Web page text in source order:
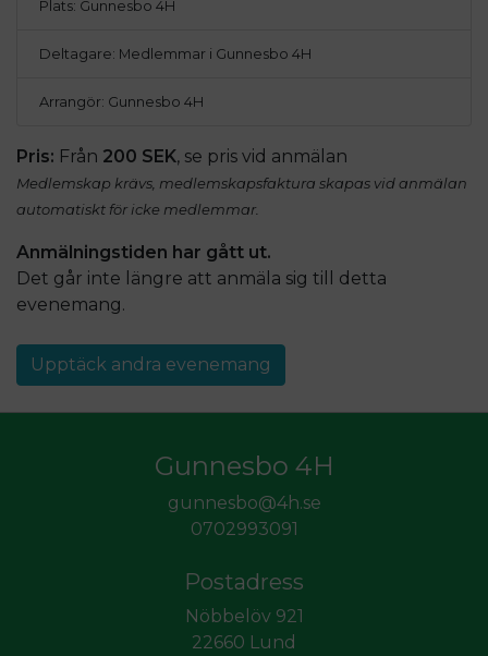
Plats: Gunnesbo 4H
Deltagare: Medlemmar i Gunnesbo 4H
Arrangör: Gunnesbo 4H
Pris: Från 200 SEK, se pris vid anmälan
Medlemskap krävs, medlemskapsfaktura skapas vid anmälan
automatiskt för icke medlemmar.
Anmälningstiden har gått ut.
Det går inte längre att anmäla sig till detta
evenemang.
Upptäck andra evenemang
Gunnesbo 4H
gunnesbo@4h.se
0702993091
Postadress
Nöbbelöv 921
22660 Lund